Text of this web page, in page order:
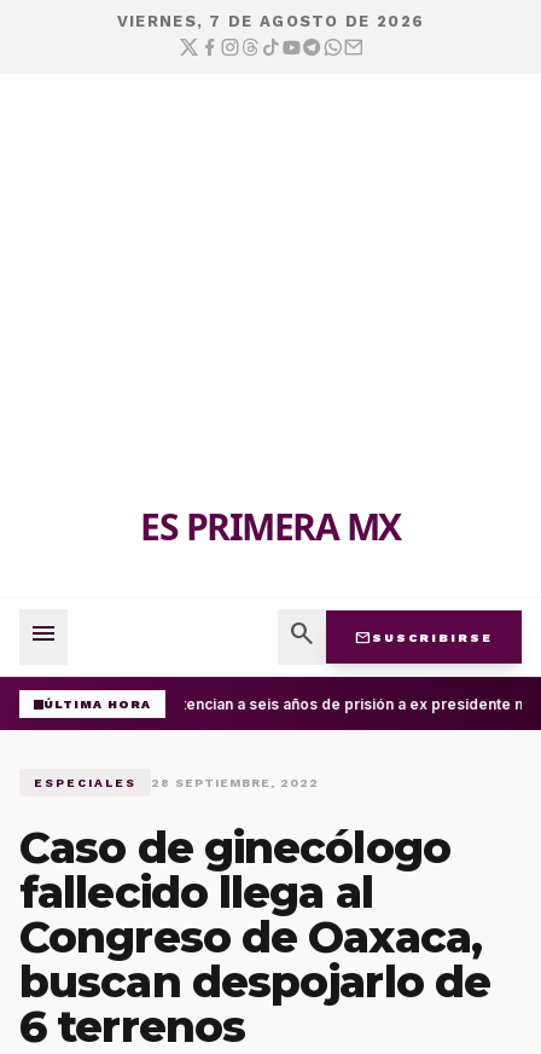
VIERNES, 7 DE AGOSTO DE 2026
ES PRIMERA MX
menu search mail SUSCRIBIRSE
ÚLTIMA HORASentencian a seis años de prisión a ex presidente
ESPECIALES 28 SEPTIEMBRE, 2022
Caso de ginecólogo
fallecido llega al
Congreso de Oaxaca,
buscan despojarlo de
6 terrenos